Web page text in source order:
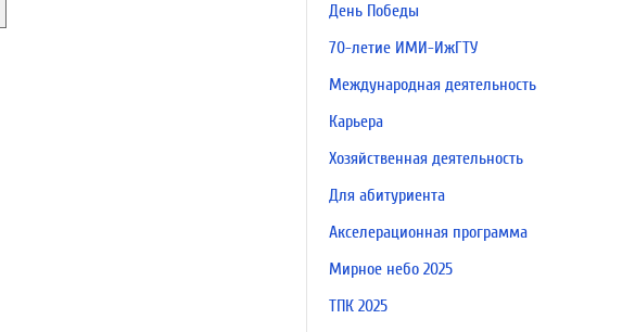
День Победы
70-летие ИМИ-ИжГТУ
Международная деятельность
Карьера
Хозяйственная деятельность
Для абитуриента
Акселерационная программа
Мирное небо 2025
ТПК 2025